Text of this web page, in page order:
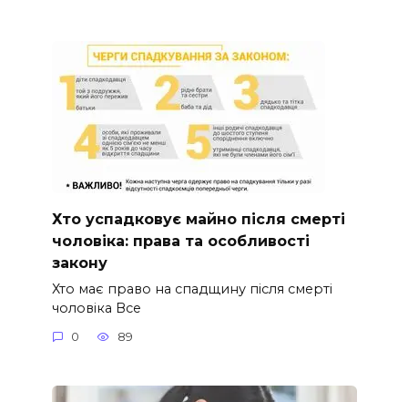
Хто успадковує майно після смерті
чоловіка: права та особливості
закону
Хто має право на спадщину після смерті
чоловіка Все
0 89